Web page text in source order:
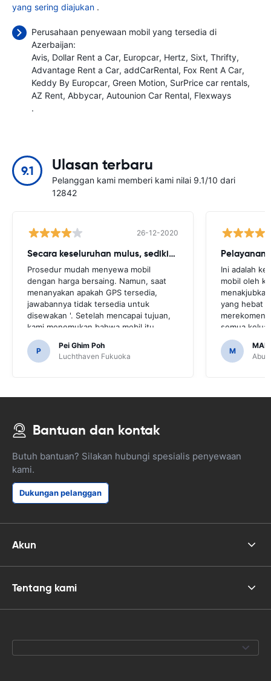
yang sering diajukan .
Perusahaan penyewaan mobil yang tersedia di
Azerbaijan:
Avis Dollar Rent a Car Europcar Hertz Sixt Thrifty
Advantage Rent a Car addCarRental Fox Rent A Car
Keddy By Europcar Green Motion SurPrice car rentals
AZ Rent Abbycar Autounion Car Rental Flexways
.
9.1 Ulasan terbaru
Pelanggan kami memberi kami nilai 9.1/10 dari
12842
26-12-2020
Secara keseluruhan mulus, sedikit cegukan
Prosedur mudah menyewa mobil
dengan harga bersaing. Namun, saat
menanyakan apakah GPS tersedia,
jawabannya tidak tersedia untuk
disewakan '. Setelah mencapai tujuan,
kami menemukan bahwa mobil itu
dilengkapi GPS.Akan sangat
mengerikan jika kita memutuskan untuk
membeli GPS karena perlu menavigasi
P
Pei Ghim Poh
Luchthaven Fukuoka
Pelayanan
Ini adalah
mobil oleh
yang hebat
semua
melakukan
teman dan
telah
M
Abu
Bantuan dan kontak
Butuh bantuan? Silakan hubungi spesialis penyewaan
kami.
Dukungan pelanggan
Akun
Tentang kami